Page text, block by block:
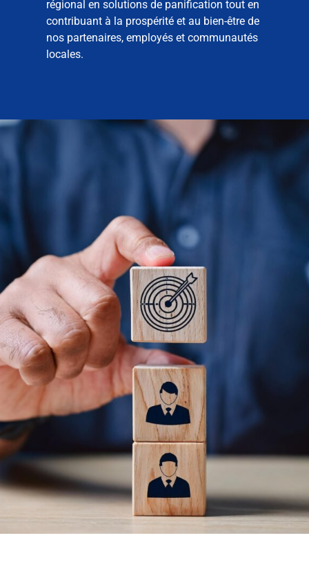
régional en solutions de panification tout en
contribuant à la prospérité et au bien-être de
nos partenaires, employés et communautés
locales.